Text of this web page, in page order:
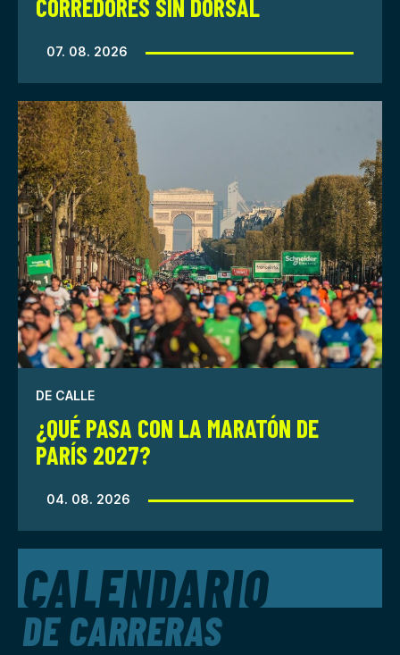
CORREDORES SIN DORSAL
07. 08. 2026
DE CALLE
¿QUÉ PASA CON LA MARATÓN DE
PARÍS 2027?
04. 08. 2026
CALENDARIO
DE CARRERAS